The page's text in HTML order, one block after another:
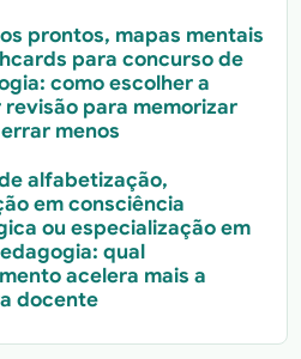
prontos, mapas mentais
para concurso de
como escolher a
revisão para memorizar
menos
alfabetização,
em consciência
ou especialização em
qual
acelera mais a
docente